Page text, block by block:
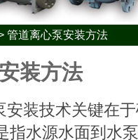
管道离心泵安装方法
装方法
装技术关键在
水源水面到水泵